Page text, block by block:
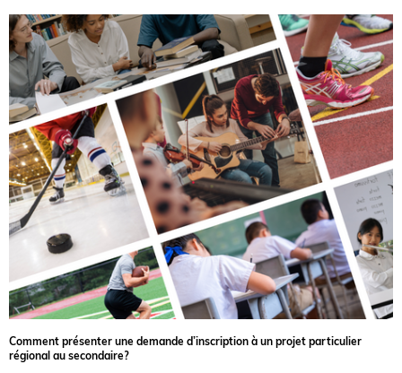
Comment présenter une demande d’inscription à un projet particulier
régional au secondaire?